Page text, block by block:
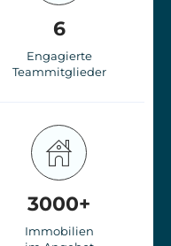
6
Engagierte
Teammitglieder
3000+
Immobilien